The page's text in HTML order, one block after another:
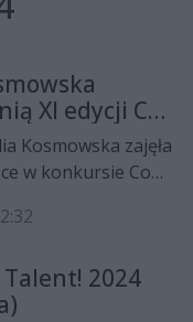
XI edycji Co
Kosmowska zajęła
w konkursie Co
Adamczyk, a na
do
Talent! 2024